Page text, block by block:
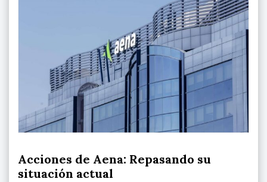
Acciones de Aena: Repasando su
situación actual